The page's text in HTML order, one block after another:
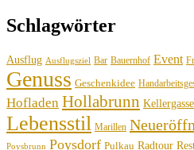
Schlagwörter
Ausflug Ausflugsziel Bar Bauernhof Event
Genuss Geschenkidee
Hofladen Hollabrunn Kellergasse
Lebensstil Marillen
Poysbrunn Poysdorf Pulkau Radtour